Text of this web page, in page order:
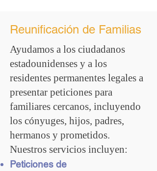
Reunificación de Familias
Ayudamos a los ciudadanos
estadounidenses y a los
residentes permanentes legales a
presentar peticiones para
familiares cercanos, incluyendo
los cónyuges, hijos, padres,
hermanos y prometidos.
Nuestros servicios incluyen:
Peticiones de